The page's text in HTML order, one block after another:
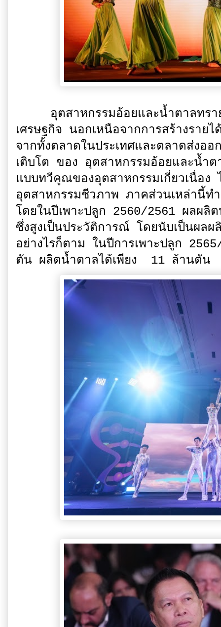
อุตสาหกรรมอ้อยและน้ำตาลทราย
เศรษฐกิจ นอกเหนือจากการสร้างรา
จากทั้งตลาดในประเทศและตลาดส่ง
เติบโต ของ อุตสาหกรรมอ้อยและน้ำ
แบบทวีคูณของอุตสาหกรรมเกี่ยวเนื่อง
อุตสาหกรรมชีวภาพ ภาคส่วนเหล่านี้ท
โดยในปีเพาะปลูก 2560/2561 ผลผลิ
ซึ่งสูงเป็นประวัติการณ์ โดยนับเป็นผล
อย่างไรก็ตาม ในปีการเพาะปลูก
ตัน ผลิตน้ำตาลได้เพียง 11 ล้านตัน